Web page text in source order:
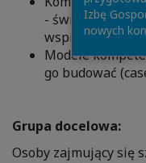
- świadomość
wspierające –
Modele
go budować
Grupa docelowa:
Osoby zajmujący się
Izbę
nowych